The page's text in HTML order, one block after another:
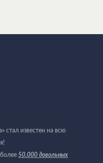
стал известен на всю
50.000 довольных